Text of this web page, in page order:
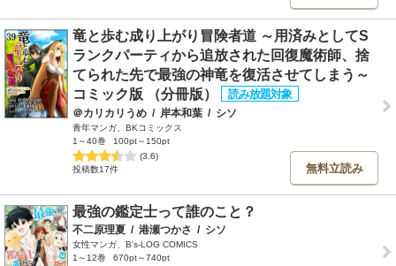
竜と歩む成り上がり冒険者道 ～用済みとしてS
ランクパーティから追放された回復魔術師、捨
てられた先で最強の神竜を復活させてしまう～
コミック版 （分冊版）
＠カリカリうめ / 岸本和葉 / シソ
青年マンガ、BKコミックス
1～40巻
100pt～150pt
(3.6)
投稿数17件
無料立読み
最強の鑑定士って誰のこと？
不二原理夏 / 港瀬つかさ / シソ
女性マンガ、B's-LOG COMICS
1～12巻
670pt～740pt